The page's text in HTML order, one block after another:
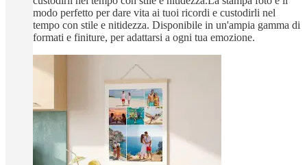
modo perfetto per dare vita ai tuoi ricordi e custodirli nel
tempo con stile e nitidezza. Disponibile in un'ampia gamma di
formati e finiture, per adattarsi a ogni tua emozione.